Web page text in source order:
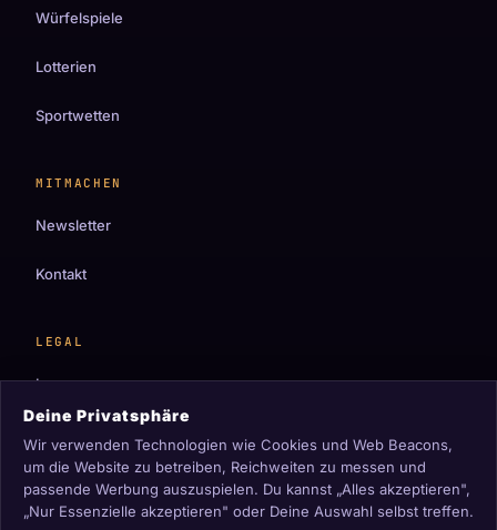
Würfelspiele
Lotterien
Sportwetten
MITMACHEN
Newsletter
Kontakt
LEGAL
Impressum
Cookie-Einstellungen
Deine Privatsphäre
Wir verwenden Technologien wie Cookies und Web Beacons,
um die Website zu betreiben, Reichweiten zu messen und
passende Werbung auszuspielen. Du kannst „Alles akzeptieren",
„Nur Essenzielle akzeptieren" oder Deine Auswahl selbst treffen.